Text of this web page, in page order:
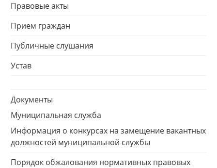
Правовые акты
Прием граждан
Публичные слушания
Устав
Документы
Муниципальная служба
Информация о конкурсах на замещение вакантных
должностей муниципальной службы
Порядок обжалования нормативных правовых